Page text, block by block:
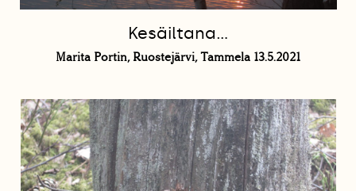
Kesäiltana...
Marita Portin, Ruostejärvi, Tammela 13.5.2021